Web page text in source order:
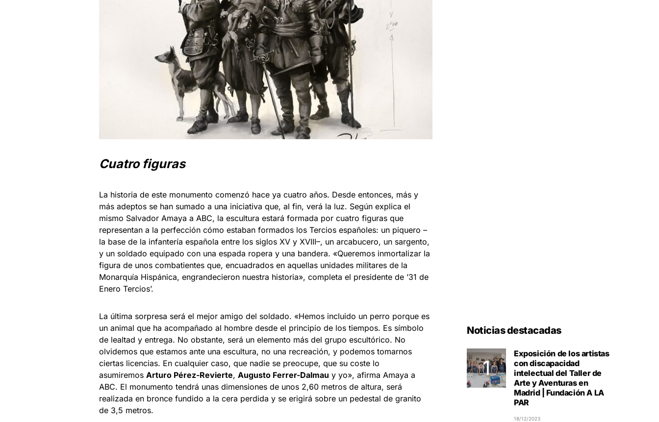
Cuatro figuras
La historia de este monumento comenzó hace ya cuatro años. Desde entonces, más y
más adeptos se han sumado a una iniciativa que, al fin, verá la luz. Según explica el
mismo Salvador Amaya a ABC, la escultura estará formada por cuatro figuras que
representan a la perfección cómo estaban formados los Tercios españoles: un piquero –
la base de la infantería española entre los siglos XV y XVIII–, un arcabucero, un sargento,
y un soldado equipado con una espada ropera y una bandera. «Queremos inmortalizar la
figura de unos combatientes que, encuadrados en aquellas unidades militares de la
Monarquía Hispánica, engrandecieron nuestra historia», completa el presidente de ’31 de
Enero Tercios’.
La última sorpresa será el mejor amigo del soldado. «Hemos incluido un perro porque es
un animal que ha acompañado al hombre desde el principio de los tiempos. Es símbolo
de lealtad y entrega. No obstante, será un elemento más del grupo escultórico. No
olvidemos que estamos ante una escultura, no una recreación, y podemos tomarnos
ciertas licencias. En cualquier caso, que nadie se preocupe, que su coste lo
asumiremos Arturo Pérez-Revierte, Augusto Ferrer-Dalmau y yo», afirma Amaya a
ABC. El monumento tendrá unas dimensiones de unos 2,60 metros de altura, será
realizada en bronce fundido a la cera perdida y se erigirá sobre un pedestal de granito
de 3,5 metros.
Noticias destacadas
Exposición de los artistas
con discapacidad
intelectual del Taller de
Arte y Aventuras en
Madrid | Fundación A LA
PAR
18/12/2023